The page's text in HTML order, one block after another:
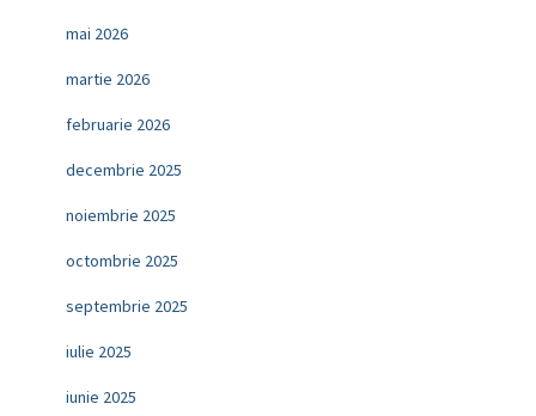
mai 2026
martie 2026
februarie 2026
decembrie 2025
noiembrie 2025
octombrie 2025
septembrie 2025
iulie 2025
iunie 2025